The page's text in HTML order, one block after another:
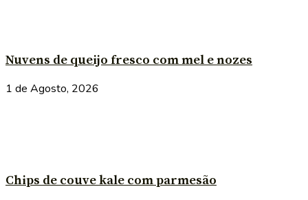
Nuvens de queijo fresco com mel e nozes
1 de Agosto, 2026
Chips de couve kale com parmesão